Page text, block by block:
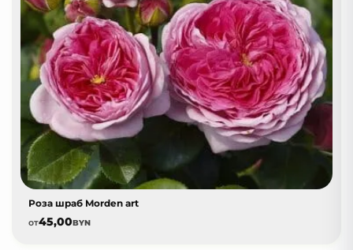
Роза шраб Morden art
от45,00BYN